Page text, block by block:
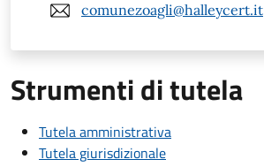
comunezoagli@halleycert.it
Strumenti di tutela
Tutela amministrativa
Tutela giurisdizionale